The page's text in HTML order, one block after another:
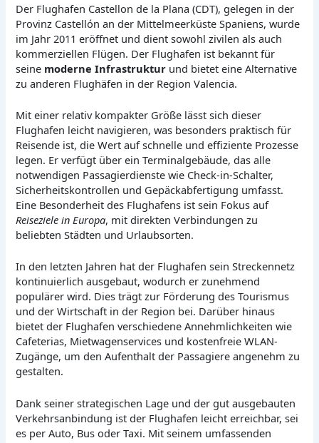
Der Flughafen Castellon de la Plana (CDT), gelegen in der
Provinz Castellón an der Mittelmeerküste Spaniens, wurde
im Jahr 2011 eröffnet und dient sowohl zivilen als auch
kommerziellen Flügen. Der Flughafen ist bekannt für
seine moderne Infrastruktur und bietet eine Alternative
zu anderen Flughäfen in der Region Valencia.
Mit einer relativ kompakter Größe lässt sich dieser
Flughafen leicht navigieren, was besonders praktisch für
Reisende ist, die Wert auf schnelle und effiziente Prozesse
legen. Er verfügt über ein Terminalgebäude, das alle
notwendigen Passagierdienste wie Check-in-Schalter,
Sicherheitskontrollen und Gepäckabfertigung umfasst.
Eine Besonderheit des Flughafens ist sein Fokus auf
Reiseziele in Europa, mit direkten Verbindungen zu
beliebten Städten und Urlaubsorten.
In den letzten Jahren hat der Flughafen sein Streckennetz
kontinuierlich ausgebaut, wodurch er zunehmend
populärer wird. Dies trägt zur Förderung des Tourismus
und der Wirtschaft in der Region bei. Darüber hinaus
bietet der Flughafen verschiedene Annehmlichkeiten wie
Cafeterias, Mietwagenservices und kostenfreie WLAN-
Zugänge, um den Aufenthalt der Passagiere angenehm zu
gestalten.
Dank seiner strategischen Lage und der gut ausgebauten
Verkehrsanbindung ist der Flughafen leicht erreichbar, sei
es per Auto, Bus oder Taxi. Mit seinem umfassenden